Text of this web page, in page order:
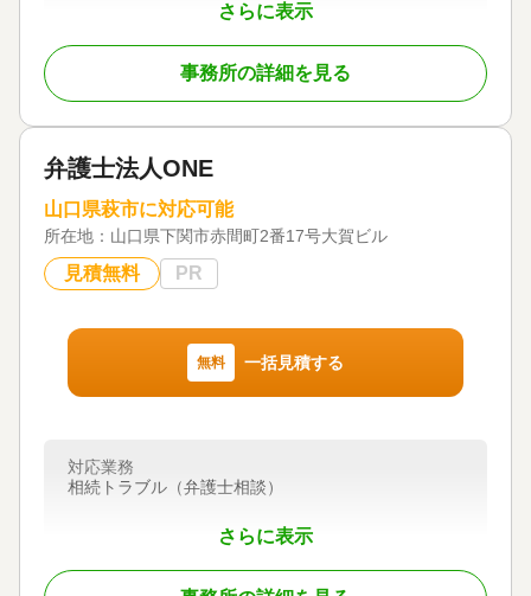
さらに表示
訪問可 / 初回相談無料
事務所の詳細を見る
弁護士法人ONE
山口県萩市に対応可能
所在地： 山口県下関市赤間町2番17号大賀ビル
見積無料 PR
無料 一括見積する
さらに表示
対応業務
相続トラブル（弁護士相談）